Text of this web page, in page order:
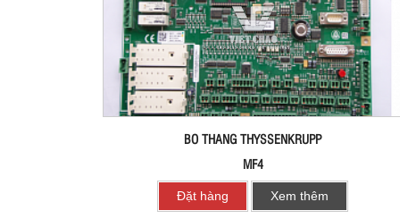
BO THANG THYSSENKRUPP
MF4
Đặt hàng Xem thêm